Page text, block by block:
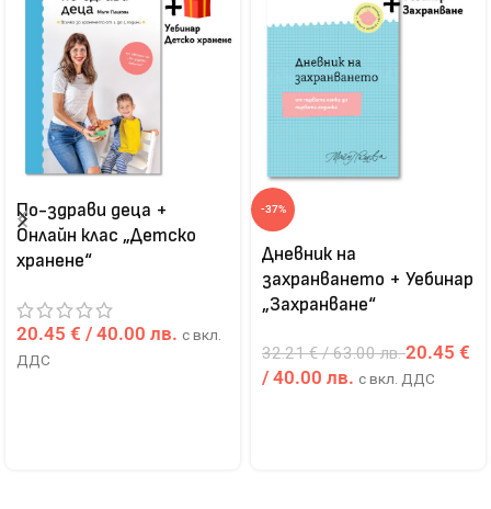
По-здрави деца +
Онлайн клас „Детско
хранене“
20.45 € / 40.00 лв. с вкл.
ДДС
-37%
Дневник на
захранването + Уебинар
„Захранване“
32.21€/ 63.00 лв.20.45 €
/ 40.00 лв. с вкл. ДДС